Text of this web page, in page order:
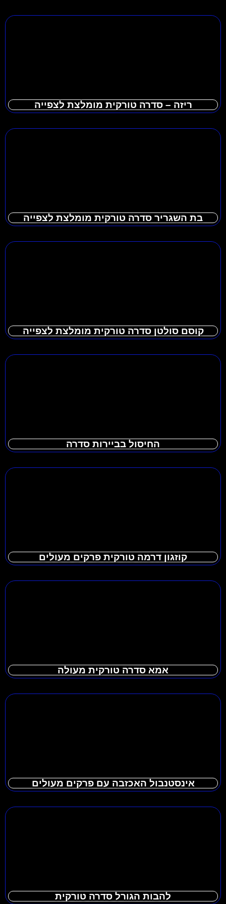
ריזה – סדרה טורקית מומלצת לצפייה
בת השגריר סדרה טורקית מומלצת לצפייה
קוסם סולטן סדרה טורקית מומלצת לצפייה
החיסול בביירות סדרה
קוזגון דרמה טורקית פרקים מעולים
אמא סדרה טורקית מעולה
אינסטנבול האכזבה עם פרקים מעולים
להבות הגורל סדרה טורקית